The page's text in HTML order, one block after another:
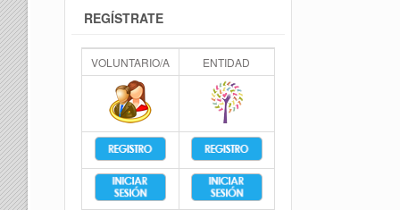
REGÍSTRATE
VOLUNTARIO/A ENTIDAD